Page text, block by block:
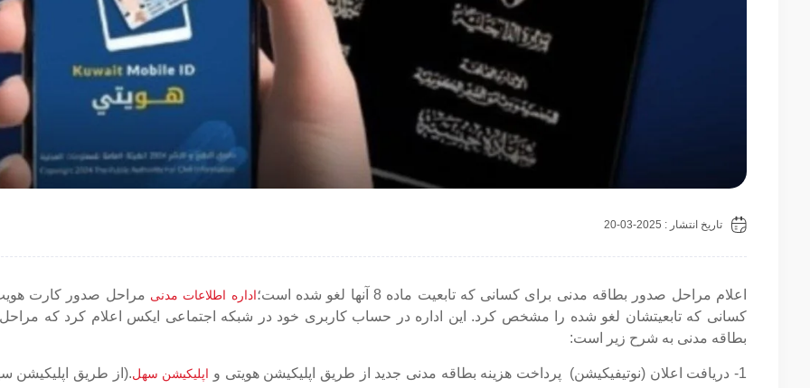
تاریخ انتشار : 2025-03-20
اعلام مراحل صدور بطاقه مدنی برای کسانی که تابعیت ماده 8 آنها لغو شده است؛ اداره اطلاعات مدنی مراحل صدور کارت
کسانی که تابعیتشان لغو شده را مشخص کرد. این اداره در حساب کاربری خود در شبکه اجتماعی ایکس اعلام کرد که
بطاقه مدنی به شرح زیر است:
1- دریافت اعلان (نوتیفیکیشن) پرداخت هزینه بطاقه مدنی جدید از طریق اپلیکیشن هویتی و اپلیکیشن سهل.(از طریق اپلیکیشن